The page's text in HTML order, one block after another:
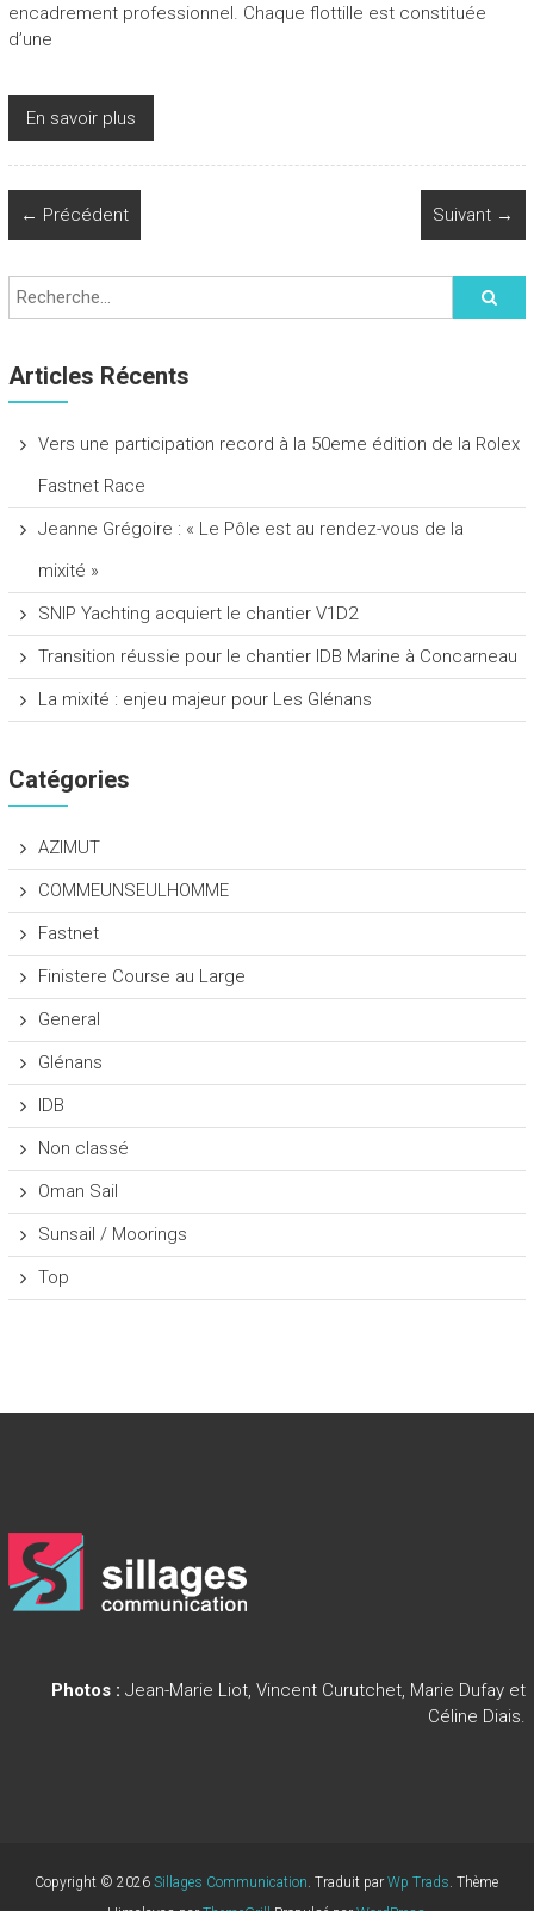
encadrement professionnel. Chaque flottille est constituée
d’une
En savoir plus
← Précédent Suivant →
Articles Récents
Vers une participation record à la 50eme édition de la Rolex
Fastnet Race
Jeanne Grégoire : « Le Pôle est au rendez-vous de la
mixité »
SNIP Yachting acquiert le chantier V1D2
Transition réussie pour le chantier IDB Marine à Concarneau
La mixité : enjeu majeur pour Les Glénans
Catégories
AZIMUT
COMMEUNSEULHOMME
Fastnet
Finistere Course au Large
General
Glénans
IDB
Non classé
Oman Sail
Sunsail / Moorings
Top
Photos : Jean-Marie Liot, Vincent Curutchet, Marie Dufay et
Céline Diais.
Copyright © 2026Sillages Communication . Traduit parWp Trads . Thème